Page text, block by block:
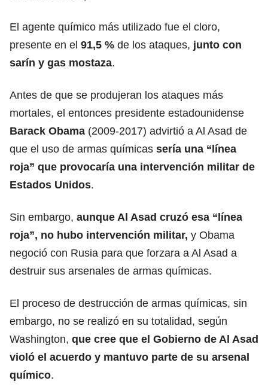
El agente químico más utilizado fue el cloro,
presente en el 91,5 % de los ataques, junto con
sarín y gas mostaza.
Antes de que se produjeran los ataques más
mortales, el entonces presidente estadounidense
Barack Obama (2009-2017) advirtió a Al Asad de
que el uso de armas químicas sería una “línea
roja” que provocaría una intervención militar de
Estados Unidos.
Sin embargo, aunque Al Asad cruzó esa “línea
roja”, no hubo intervención militar, y Obama
negoció con Rusia para que forzara a Al Asad a
destruir sus arsenales de armas químicas.
El proceso de destrucción de armas químicas, sin
embargo, no se realizó en su totalidad, según
Washington, que cree que el Gobierno de Al Asad
violó el acuerdo y mantuvo parte de su arsenal
químico.